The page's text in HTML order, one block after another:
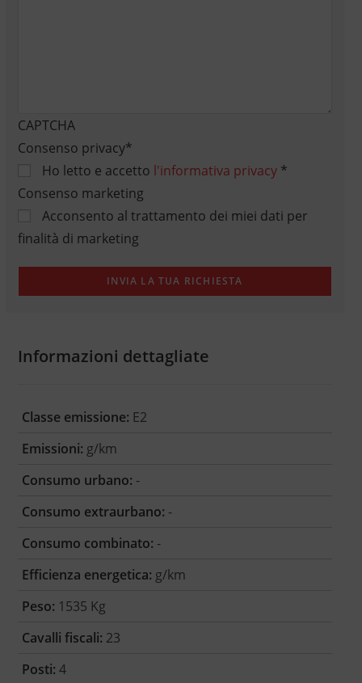
CAPTCHA
Consenso privacy*
Ho letto e accetto l'informativa privacy*
Consenso marketing
Acconsento al trattamento dei miei dati per
finalità di marketing
Informazioni dettagliate
Classe emissione: E2
Emissioni: g/km
Consumo urbano: -
Consumo extraurbano: -
Consumo combinato: -
Efficienza energetica: g/km
Peso: 1535 Kg
Cavalli fiscali: 23
Posti: 4